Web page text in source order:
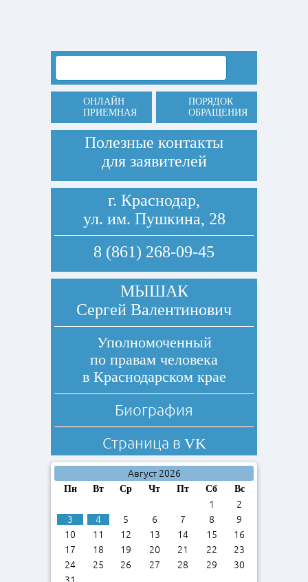
ОНЛАЙН
ПРИЕМНАЯ
ПОРЯДОК
ОБРАЩЕНИЯ
Полезные контакты
для заявителей
г. Краснодар,
ул. им. Пушкина, 28
8 (861) 268-09-45
МЫШАК
Сергей Валентинович
Уполномоченный
по правам человека
в Краснодарском крае
Биография
Страница в VK
Август 2026
Пн Вт Ср Чт Пт Сб Вс
1
2
3
4 5 6 7 8
9
10
11 12 13 14 15
16
17
18 19 20 21 22
23
24
25 26 27 28 29
30